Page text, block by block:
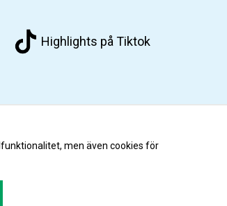
Highlights på Tiktok
men även cookies för